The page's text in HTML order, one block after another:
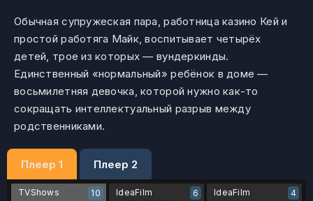
Обычная супружеская пара, работница казино Кей и
простой работяга Майк, воспитывает четырёх
детей, трое из которых — вундеркинды.
Единственный «нормальный» ребёнок в доме —
восьмилетняя девочка, которой нужно как-то
сокращать интеллектуальный разрыв между
родственниками.
Плеер 1 Плеер 2
TVShows 10 IdeaFilm 6 IdeaFilm 4